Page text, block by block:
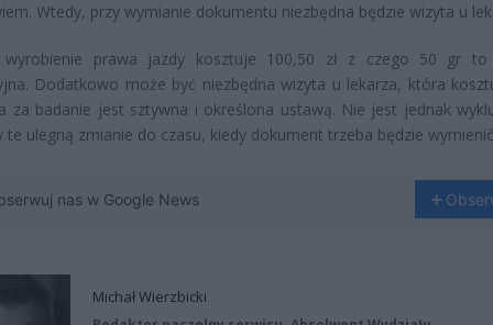
Wtedy, przy wymianie dokumentu niezbędna będzie wizyta u
wyrobienie prawa jazdy kosztuje 100,50 zł z czego 50 gr to
Dodatkowo może być niezbędna wizyta u lekarza, która
za badanie jest sztywna i określona ustawą. Nie jest jednak
te ulegną zmianie do czasu, kiedy dokument trzeba będzie
nas w Google News
Michał Wierzbicki